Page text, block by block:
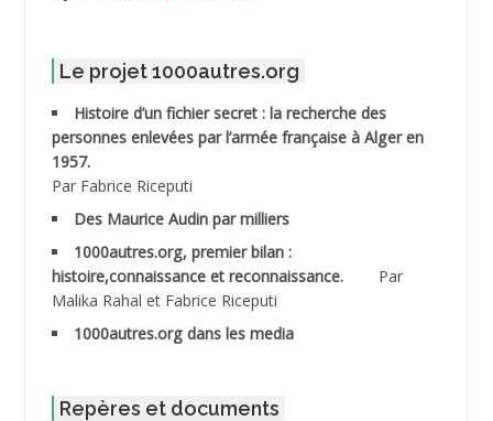
ABDELMOUMENE Ahmed
ABDESMED Mohamed ben Kaddour
ABDESSELAMI Kouider
ABDESSLEM Ahmed dit le Coiffeur
ABDOUDOU
ABID Mohamed
Le projet 1000autres.org
Histoire d’un fichier secret : la recherche des
personnes enlevées par l’armée française à Alger en
1957.
Par Fabrice Riceputi
Des Maurice Audin par milliers
1000autres.org, premier bilan :
histoire,connaissance et reconnaissance.
Par
Malika Rahal et Fabrice Riceputi
1000autres.org dans les media
Repères et documents